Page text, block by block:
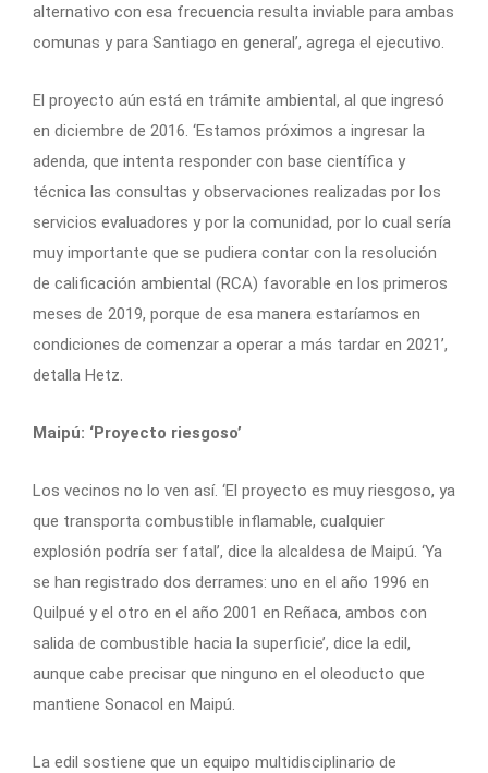
alternativo con esa frecuencia resulta inviable para ambas
comunas y para Santiago en general’, agrega el ejecutivo.
El proyecto aún está en trámite ambiental, al que ingresó
en diciembre de 2016. ‘Estamos próximos a ingresar la
adenda, que intenta responder con base científica y
técnica las consultas y observaciones realizadas por los
servicios evaluadores y por la comunidad, por lo cual sería
muy importante que se pudiera contar con la resolución
de calificación ambiental (RCA) favorable en los primeros
meses de 2019, porque de esa manera estaríamos en
condiciones de comenzar a operar a más tardar en 2021’,
detalla Hetz.
Maipú: ‘Proyecto riesgoso’
Los vecinos no lo ven así. ‘El proyecto es muy riesgoso, ya
que transporta combustible inflamable, cualquier
explosión podría ser fatal’, dice la alcaldesa de Maipú. ‘Ya
se han registrado dos derrames: uno en el año 1996 en
Quilpué y el otro en el año 2001 en Reñaca, ambos con
salida de combustible hacia la superficie’, dice la edil,
aunque cabe precisar que ninguno en el oleoducto que
mantiene Sonacol en Maipú.
La edil sostiene que un equipo multidisciplinario de